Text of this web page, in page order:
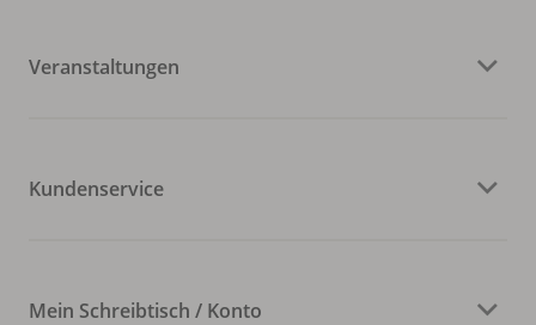
Veranstaltungen
Kundenservice
Mein Schreibtisch / Konto